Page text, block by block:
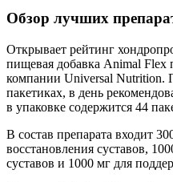
Обзор лучших
Открывает рейтинг
пищевая добавка Animal Flex
компании Universal Nutrition.
пакетиках, в день
в упаковке содержится 44
В состав препарата входит
восстановления суставов,
суставов и 1000 мг для